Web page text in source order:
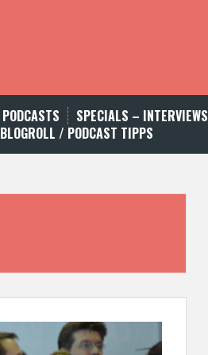
PODCASTS SPECIALS – INTERVIEWS
BLOGROLL / PODCAST TIPPS